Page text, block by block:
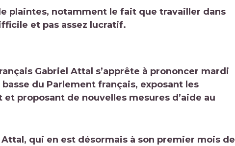
plaintes, notamment le fait que travailler dans
et pas assez lucratif.
Gabriel Attal s’apprête à prononcer mardi
du Parlement français, exposant les
proposant de nouvelles mesures d’aide au
qui en est désormais à son premier mois de